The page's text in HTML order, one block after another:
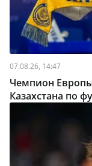
07.08.26, 14:47
Чемпион
Казахстана по